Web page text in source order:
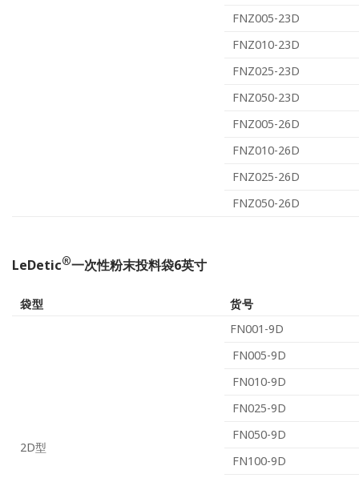
FNZ005-23D
FNZ010-23D
FNZ025-23D
FNZ050-23D
FNZ005-26D
FNZ010-26D
FNZ025-26D
FNZ050-26D
LeDetic®一次性粉末投料袋6英寸
袋型 货号
2D型
FN001-9D
FN005-9D
FN010-9D
FN025-9D
FN050-9D
FN100-9D